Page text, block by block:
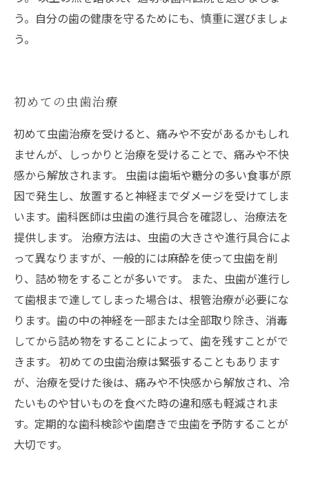
う。自分の歯の健康を守るためにも、慎重に選びましょ
う。
初めての虫歯治療
初めて虫歯治療を受けると、痛みや不安があるかもしれ
ませんが、しっかりと治療を受けることで、痛みや不快
感から解放されます。 虫歯は歯垢や糖分の多い食事が原
因で発生し、放置すると神経までダメージを受けてしま
います。歯科医師は虫歯の進行具合を確認し、治療法を
提供します。 治療方法は、虫歯の大きさや進行具合によ
って異なりますが、一般的には麻酔を使って虫歯を削
り、詰め物をすることが多いです。 また、虫歯が進行し
て歯根まで達してしまった場合は、根管治療が必要にな
ります。歯の中の神経を一部または全部取り除き、消毒
してから詰め物をすることによって、歯を残すことがで
きます。 初めての虫歯治療は緊張することもあります
が、治療を受けた後は、痛みや不快感から解放され、冷
たいものや甘いものを食べた時の違和感も軽減されま
す。定期的な歯科検診や歯磨きで虫歯を予防することが
大切です。